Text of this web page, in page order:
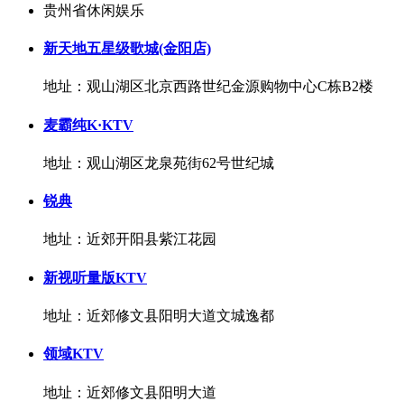
贵州省休闲娱乐
新天地五星级歌城(金阳店)
地址：观山湖区北京西路世纪金源购物中心C栋B2楼
麦霸纯K·KTV
地址：观山湖区龙泉苑街62号世纪城
锐典
地址：近郊开阳县紫江花园
新视听量版KTV
地址：近郊修文县阳明大道文城逸都
领域KTV
地址：近郊修文县阳明大道